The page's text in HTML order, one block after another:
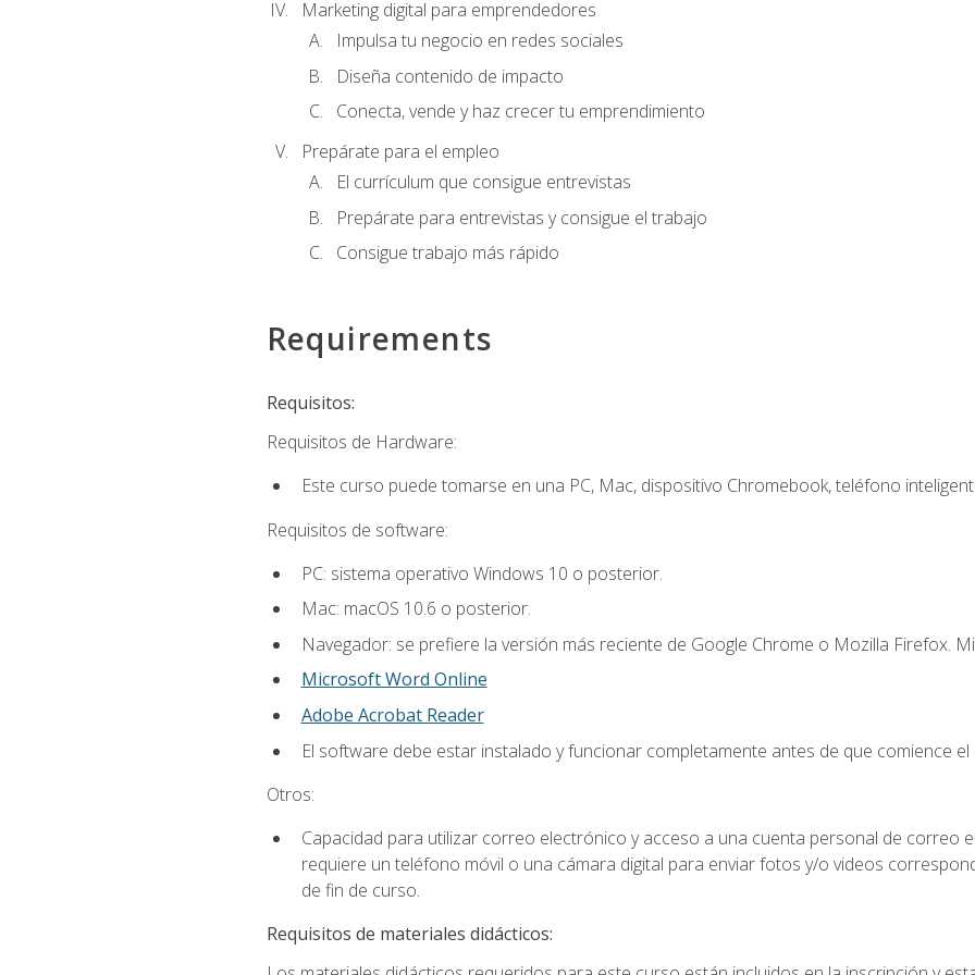
Marketing digital para emprendedores
Impulsa tu negocio en redes sociales
Diseña contenido de impacto
Conecta, vende y haz crecer tu emprendimiento
Prepárate para el empleo
El currículum que consigue entrevistas
Prepárate para entrevistas y consigue el trabajo
Consigue trabajo más rápido
Requirements
Requisitos:
Requisitos de Hardware:
Este curso puede tomarse en una PC, Mac, dispositivo Chromebook, teléfono
Requisitos de software:
PC: sistema operativo Windows 10 o posterior.
Mac: macOS 10.6 o posterior.
Navegador: se prefiere la versión más reciente de Google Chrome o Mozilla Firefox.
Microsoft Word Online
Adobe Acrobat Reader
El software debe estar instalado y funcionar completamente antes de que comience el
Otros:
Capacidad para utilizar correo electrónico y acceso a una cuenta personal de correo
requiere un teléfono móvil o una cámara digital para enviar fotos y/o videos
de fin de curso.
Requisitos de materiales didácticos: